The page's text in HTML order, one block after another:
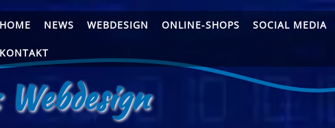
HOME NEWS WEBDESIGN ONLINE-SHOPS SOCIAL MEDIA
KONTAKT